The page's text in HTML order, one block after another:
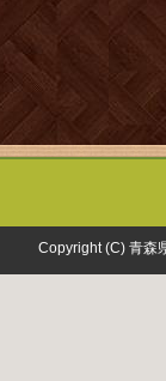
Copyright (C) 青森